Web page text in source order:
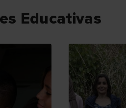
Educativas